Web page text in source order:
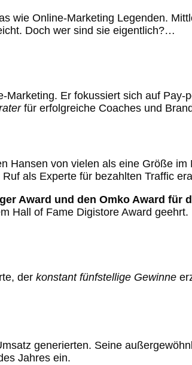
wie Online-Marketing Legenden.
Doch wer sind sie eigentlich?…
Er fokussiert sich auf
für erfolgreiche Coaches und
Hansen von vielen als eine Größe
als Experte für bezahlten Traffic
Award und den Omko Award für
Hall of Fame Digistore Award geehrt.
der konstant fünfstellige Gewinne
generierten. Seine
Jahres ein.